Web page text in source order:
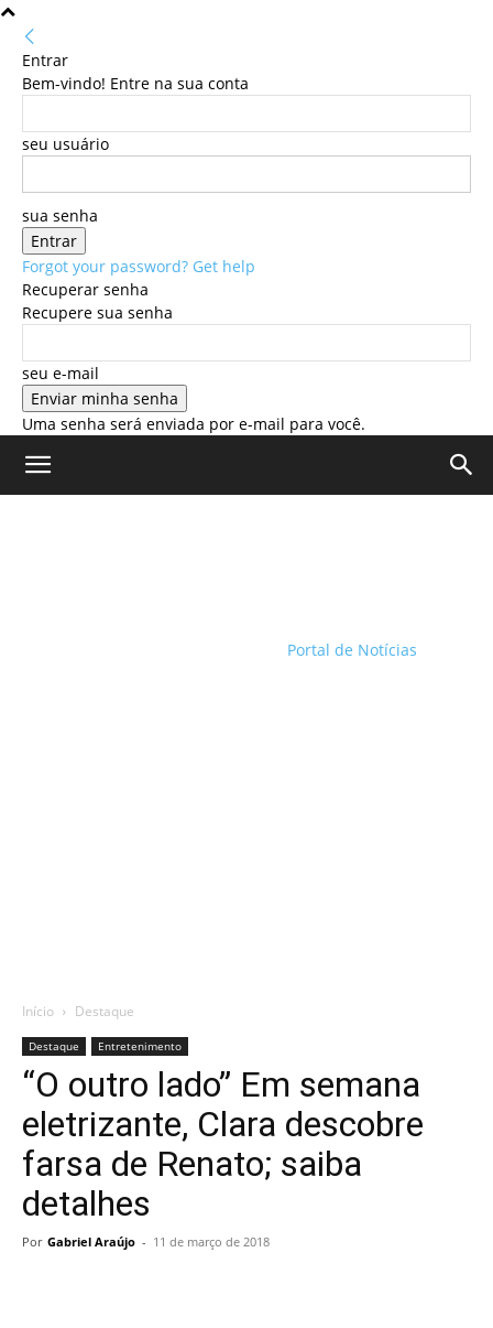
Entrar
Bem-vindo! Entre na sua conta
seu usuário
sua senha
Forgot your password? Get help
Recuperar senha
Recupere sua senha
seu e-mail
Uma senha será enviada por e-mail para você.
Portal de Notícias
Início Destaque
Destaque Entretenimento
“O outro lado” Em semana
eletrizante, Clara descobre
farsa de Renato; saiba
detalhes
Por Gabriel Araújo - 11 de março de 2018